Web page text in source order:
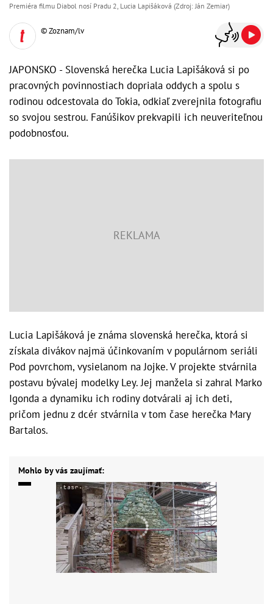
Premiéra filmu Diabol nosí Pradu 2, Lucia Lapišáková (Zdroj: Ján Zemiar)
© Zoznam/lv
JAPONSKO - Slovenská herečka Lucia Lapišáková si po
pracovných povinnostiach dopriala oddych a spolu s
rodinou odcestovala do Tokia, odkiaľ zverejnila fotografiu
so svojou sestrou. Fanúšikov prekvapili ich neuveriteľnou
podobnosťou.
Lucia Lapišáková je známa slovenská herečka, ktorá si
získala divákov najmä účinkovaním v populárnom seriáli
Pod povrchom, vysielanom na Jojke. V projekte stvárnila
postavu bývalej modelky Ley. Jej manžela si zahral Marko
Igonda a dynamiku ich rodiny dotvárali aj ich deti,
pričom jednu z dcér stvárnila v tom čase herečka Mary
Bartalos.
Mohlo by vás zaujímať: